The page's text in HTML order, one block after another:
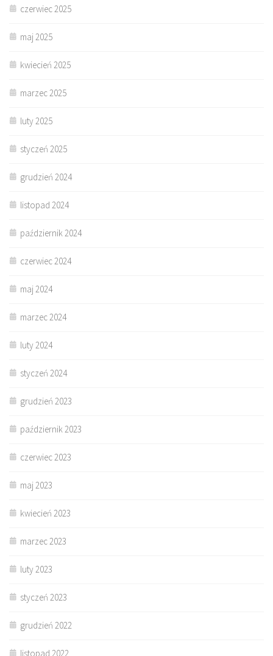
czerwiec 2025
maj 2025
kwiecień 2025
marzec 2025
luty 2025
styczeń 2025
grudzień 2024
listopad 2024
październik 2024
czerwiec 2024
maj 2024
marzec 2024
luty 2024
styczeń 2024
grudzień 2023
październik 2023
czerwiec 2023
maj 2023
kwiecień 2023
marzec 2023
luty 2023
styczeń 2023
grudzień 2022
listopad 2022